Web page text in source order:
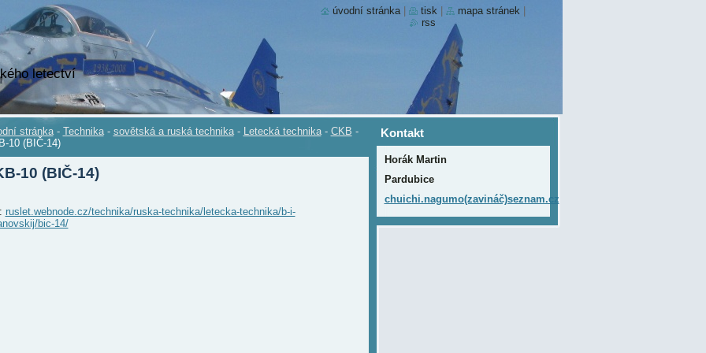
letectví
stránka - Technika - sovětská a ruská technika - Letecká technika - CKB -
10 (BIČ-14)
10 (BIČ-14)
ruslet.webnode.cz/technika/ruska-technika/letecka-technika/b-i-
bic-14/
Kontakt
Horák Martin
Pardubice
chuichi.nagumo(zavináč)seznam.cz
úvodní stránka tisk mapa stránek
rss